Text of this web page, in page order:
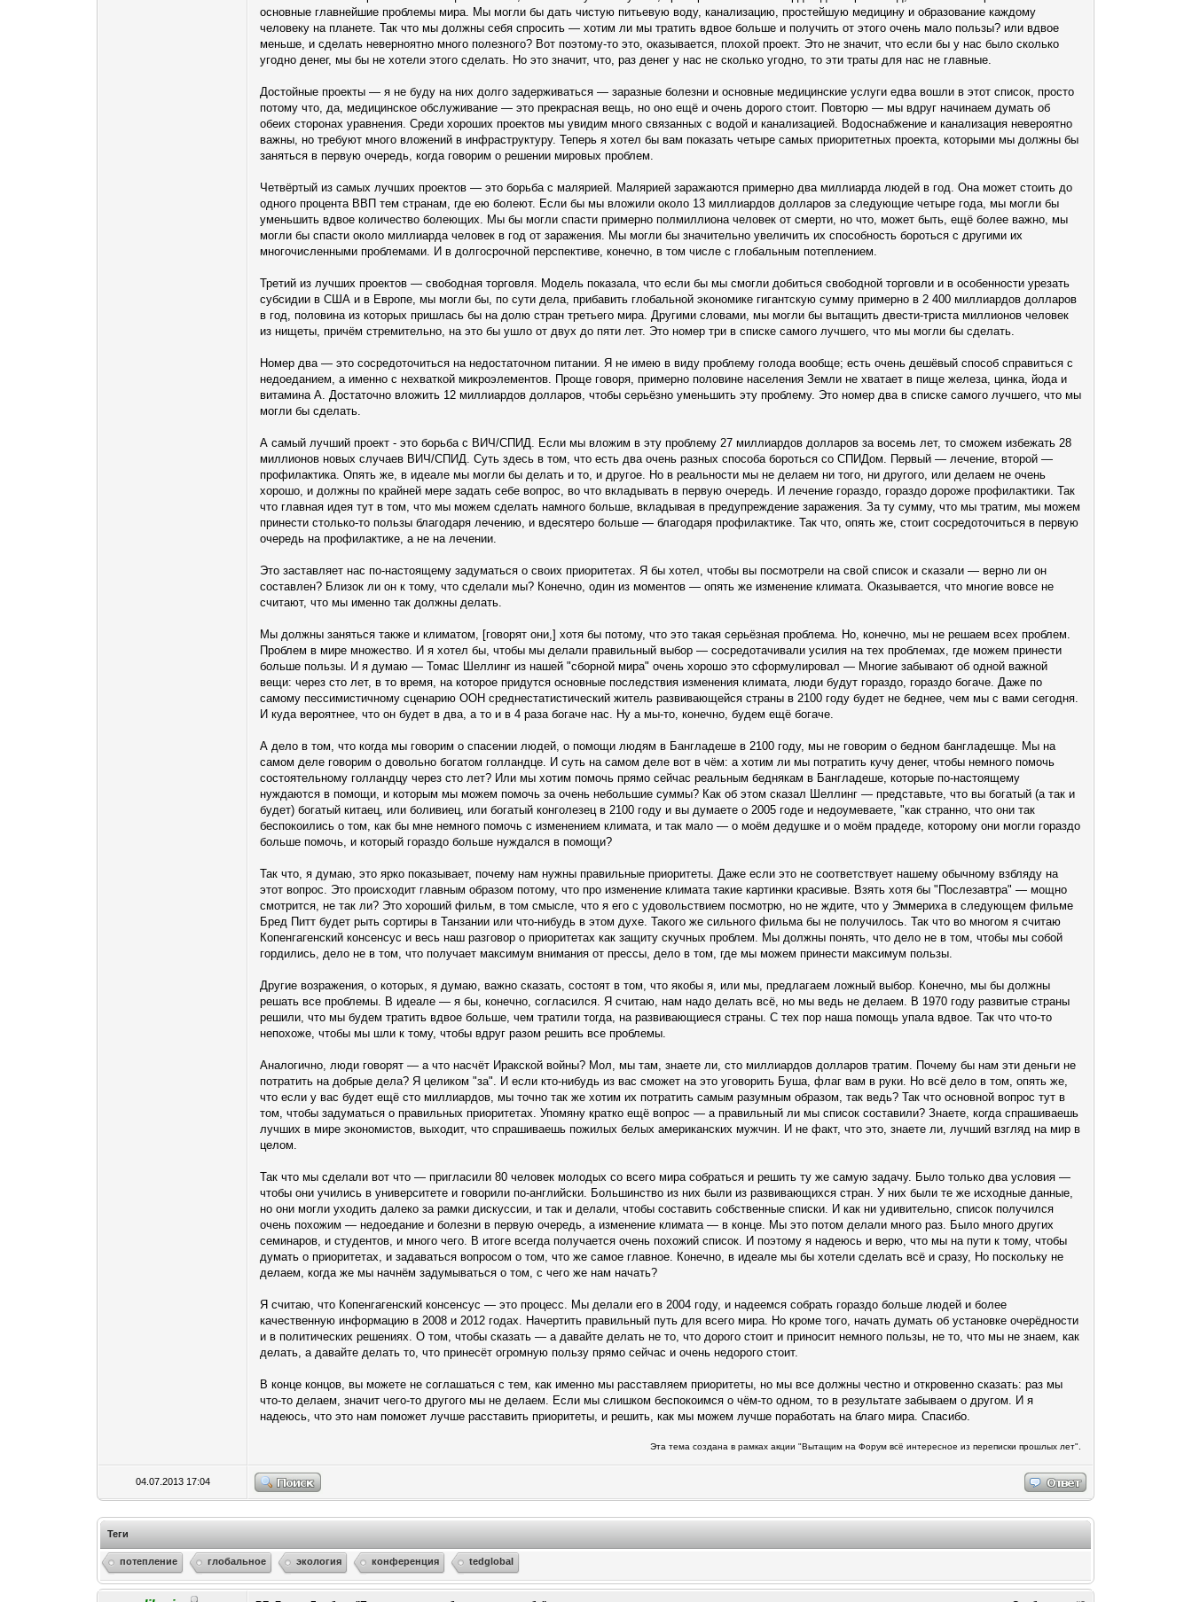
основные главнейшие проблемы мира. Мы могли бы дать чистую питьевую воду, канализацию, простейшую медицину и образование каждому
человеку на планете. Так что мы должны себя спросить — хотим ли мы тратить вдвое больше и получить от этого очень мало пользы? или вдвое
меньше, и сделать неверноятно много полезного? Вот поэтому-то это, оказывается, плохой проект. Это не значит, что если бы у нас было сколько
угодно денег, мы бы не хотели этого сделать. Но это значит, что, раз денег у нас не сколько угодно, то эти траты для нас не главные.
Достойные проекты — я не буду на них долго задерживаться — заразные болезни и основные медицинские услуги едва вошли в этот список, просто
потому что, да, медицинское обслуживание — это прекрасная вещь, но оно ещё и очень дорого стоит. Повторю — мы вдруг начинаем думать об
обеих сторонах уравнения. Среди хороших проектов мы увидим много связанных с водой и канализацией. Водоснабжение и канализация невероятно
важны, но требуют много вложений в инфраструктуру. Теперь я хотел бы вам показать четыре самых приоритетных проекта, которыми мы должны бы
заняться в первую очередь, когда говорим о решении мировых проблем.
Четвёртый из самых лучших проектов — это борьба с малярией. Малярией заражаются примерно два миллиарда людей в год. Она может стоить до
одного процента ВВП тем странам, где ею болеют. Если бы мы вложили около 13 миллиардов долларов за следующие четыре года, мы могли бы
уменьшить вдвое количество болеющих. Мы бы могли спасти примерно полмиллиона человек от смерти, но что, может быть, ещё более важно, мы
могли бы спасти около миллиарда человек в год от заражения. Мы могли бы значительно увеличить их способность бороться с другими их
многочисленными проблемами. И в долгосрочной перспективе, конечно, в том числе с глобальным потеплением.
Третий из лучших проектов — свободная торговля. Модель показала, что если бы мы смогли добиться свободной торговли и в особенности урезать
субсидии в США и в Европе, мы могли бы, по сути дела, прибавить глобальной экономике гигантскую сумму примерно в 2 400 миллиардов долларов
в год, половина из которых пришлась бы на долю стран третьего мира. Другими словами, мы могли бы вытащить двести-триста миллионов человек
из нищеты, причём стремительно, на это бы ушло от двух до пяти лет. Это номер три в списке самого лучшего, что мы могли бы сделать.
Номер два — это сосредоточиться на недостаточном питании. Я не имею в виду проблему голода вообще; есть очень дешёвый способ справиться с
недоеданием, а именно с нехваткой микроэлементов. Проще говоря, примерно половине населения Земли не хватает в пище железа, цинка, йода и
витамина А. Достаточно вложить 12 миллиардов долларов, чтобы серьёзно уменьшить эту проблему. Это номер два в списке самого лучшего, что мы
могли бы сделать.
А самый лучший проект - это борьба с ВИЧ/СПИД. Если мы вложим в эту проблему 27 миллиардов долларов за восемь лет, то сможем избежать 28
миллионов новых случаев ВИЧ/СПИД. Суть здесь в том, что есть два очень разных способа бороться со СПИДом. Первый — лечение, второй —
профилактика. Опять же, в идеале мы могли бы делать и то, и другое. Но в реальности мы не делаем ни того, ни другого, или делаем не очень
хорошо, и должны по крайней мере задать себе вопрос, во что вкладывать в первую очередь. И лечение гораздо, гораздо дороже профилактики. Так
что главная идея тут в том, что мы можем сделать намного больше, вкладывая в предупреждение заражения. За ту сумму, что мы тратим, мы можем
принести столько-то пользы благодаря лечению, и вдесятеро больше — благодаря профилактике. Так что, опять же, стоит сосредоточиться в первую
очередь на профилактике, а не на лечении.
Это заставляет нас по-настоящему задуматься о своих приоритетах. Я бы хотел, чтобы вы посмотрели на свой список и сказали — верно ли он
составлен? Близок ли он к тому, что сделали мы? Конечно, один из моментов — опять же изменение климата. Оказывается, что многие вовсе не
считают, что мы именно так должны делать.
Мы должны заняться также и климатом, [говорят они,] хотя бы потому, что это такая серьёзная проблема. Но, конечно, мы не решаем всех проблем.
Проблем в мире множество. И я хотел бы, чтобы мы делали правильный выбор — сосредотачивали усилия на тех проблемах, где можем принести
больше пользы. И я думаю — Томас Шеллинг из нашей "сборной мира" очень хорошо это сформулировал — Многие забывают об одной важной
вещи: через сто лет, в то время, на которое придутся основные последствия изменения климата, люди будут гораздо, гораздо богаче. Даже по
самому пессимистичному сценарию ООН среднестатистический житель развивающейся страны в 2100 году будет не беднее, чем мы с вами сегодня.
И куда вероятнее, что он будет в два, а то и в 4 раза богаче нас. Ну а мы-то, конечно, будем ещё богаче.
А дело в том, что когда мы говорим о спасении людей, о помощи людям в Бангладеше в 2100 году, мы не говорим о бедном бангладешце. Мы на
самом деле говорим о довольно богатом голландце. И суть на самом деле вот в чём: а хотим ли мы потратить кучу денег, чтобы немного помочь
состоятельному голландцу через сто лет? Или мы хотим помочь прямо сейчас реальным беднякам в Бангладеше, которые по-настоящему
нуждаются в помощи, и которым мы можем помочь за очень небольшие суммы? Как об этом сказал Шеллинг — представьте, что вы богатый (а так и
будет) богатый китаец, или боливиец, или богатый конголезец в 2100 году и вы думаете о 2005 годе и недоумеваете, "как странно, что они так
беспокоились о том, как бы мне немного помочь с изменением климата, и так мало — о моём дедушке и о моём прадеде, которому они могли гораздо
больше помочь, и который гораздо больше нуждался в помощи?
Так что, я думаю, это ярко показывает, почему нам нужны правильные приоритеты. Даже если это не соответствует нашему обычному взбляду на
этот вопрос. Это происходит главным образом потому, что про изменение климата такие картинки красивые. Взять хотя бы "Послезавтра" — мощно
смотрится, не так ли? Это хороший фильм, в том смысле, что я его с удовольствием посмотрю, но не ждите, что у Эммериха в следующем фильме
Бред Питт будет рыть сортиры в Танзании или что-нибудь в этом духе. Такого же сильного фильма бы не получилось. Так что во многом я считаю
Копенгагенский консенсус и весь наш разговор о приоритетах как защиту скучных проблем. Мы должны понять, что дело не в том, чтобы мы собой
гордились, дело не в том, что получает максимум внимания от прессы, дело в том, где мы можем принести максимум пользы.
Другие возражения, о которых, я думаю, важно сказать, состоят в том, что якобы я, или мы, предлагаем ложный выбор. Конечно, мы бы должны
решать все проблемы. В идеале — я бы, конечно, согласился. Я считаю, нам надо делать всё, но мы ведь не делаем. В 1970 году развитые страны
решили, что мы будем тратить вдвое больше, чем тратили тогда, на развивающиеся страны. С тех пор наша помощь упала вдвое. Так что что-то
непохоже, чтобы мы шли к тому, чтобы вдруг разом решить все проблемы.
Аналогично, люди говорят — а что насчёт Иракской войны? Мол, мы там, знаете ли, сто миллиардов долларов тратим. Почему бы нам эти деньги не
потратить на добрые дела? Я целиком "за". И если кто-нибудь из вас сможет на это уговорить Буша, флаг вам в руки. Но всё дело в том, опять же,
что если у вас будет ещё сто миллиардов, мы точно так же хотим их потратить самым разумным образом, так ведь? Так что основной вопрос тут в
том, чтобы задуматься о правильных приоритетах. Упомяну кратко ещё вопрос — а правильный ли мы список составили? Знаете, когда спрашиваешь
лучших в мире экономистов, выходит, что спрашиваешь пожилых белых американских мужчин. И не факт, что это, знаете ли, лучший взгляд на мир в
целом.
Так что мы сделали вот что — пригласили 80 человек молодых со всего мира собраться и решить ту же самую задачу. Было только два условия —
чтобы они учились в университете и говорили по-английски. Большинство из них были из развивающихся стран. У них были те же исходные данные,
но они могли уходить далеко за рамки дискуссии, и так и делали, чтобы составить собственные списки. И как ни удивительно, список получился
очень похожим — недоедание и болезни в первую очередь, а изменение климата — в конце. Мы это потом делали много раз. Было много других
семинаров, и студентов, и много чего. В итоге всегда получается очень похожий список. И поэтому я надеюсь и верю, что мы на пути к тому, чтобы
думать о приоритетах, и задаваться вопросом о том, что же самое главное. Конечно, в идеале мы бы хотели сделать всё и сразу, Но поскольку не
делаем, когда же мы начнём задумываться о том, с чего же нам начать?
Я считаю, что Копенгагенский консенсус — это процесс. Мы делали его в 2004 году, и надеемся собрать гораздо больше людей и более
качественную информацию в 2008 и 2012 годах. Начертить правильный путь для всего мира. Но кроме того, начать думать об установке очерёдности
и в политических решениях. О том, чтобы сказать — а давайте делать не то, что дорого стоит и приносит немного пользы, не то, что мы не знаем, как
делать, а давайте делать то, что принесёт огромную пользу прямо сейчас и очень недорого стоит.
В конце концов, вы можете не соглашаться с тем, как именно мы расставляем приоритеты, но мы все должны честно и откровенно сказать: раз мы
что-то делаем, значит чего-то другого мы не делаем. Если мы слишком беспокоимся о чём-то одном, то в результате забываем о другом. И я
надеюсь, что это нам поможет лучше расставить приоритеты, и решить, как мы можем лучше поработать на благо мира. Спасибо.
Эта тема создана в рамках акции "Вытащим на Форум всё интересное из переписки прошлых лет".
04.07.2013 17:04
Теги
потепление глобальное экология конференция tedglobal